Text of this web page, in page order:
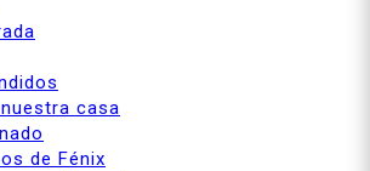
casa
de Fénix